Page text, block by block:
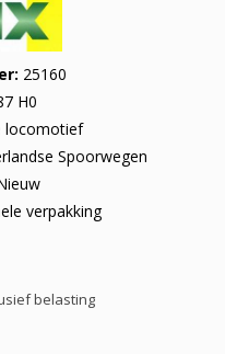
25160
H0
locomotief
Spoorwegen
verpakking
belasting